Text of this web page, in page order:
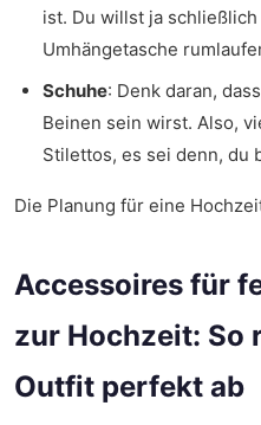
ist. Du willst ja
Umhängetasche
Schuhe: Denk daran,
Beinen sein wirst. Also,
Stilettos, es sei denn, du
Die Planung für eine
Accessoires für
zur Hochzeit: So
Outfit perfekt ab